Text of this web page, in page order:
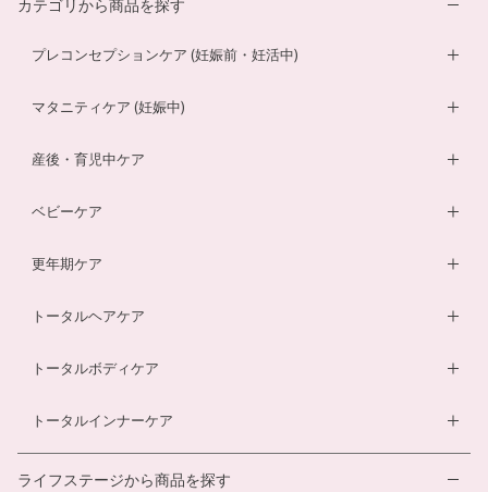
カテゴリから商品を探す
プレコンセプションケア (妊娠前・妊活中)
妊活サプリ
男性妊活サプリ
酵素ドリンク
温活シルク腹巻き
マタニティケア (妊娠中)
葉酸サプリ
ルイボスティー
産後・育児中ケア
DHA・EPAサプリ
鉄分ラムネ
ルイボスティー
離乳食サービス
ベビーケア
ベビーオイル
更年期ケア
薬用入浴剤
トータルヘアケア
ヘアローション
ヘアカラートリートメント
トータルボディケア
ダイエットサプリ
酵素ドリンク
トータルインナーケア
ライフステージから商品を探す